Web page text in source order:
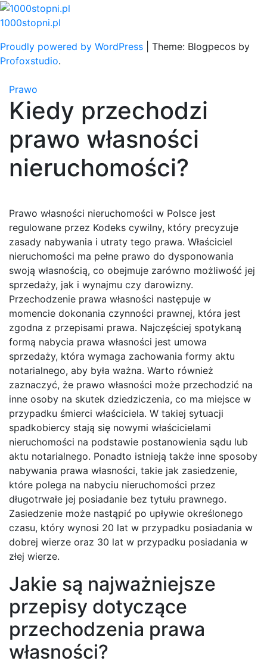
Skip
to
1000stopni.pl
Proudly powered by WordPress
Theme: Blogpecos by
Profoxstudio.
Prawo
Kiedy przechodzi
prawo własności
nieruchomości?
Prawo własności nieruchomości w Polsce jest
regulowane przez Kodeks cywilny, który precyzuje
zasady nabywania i utraty tego prawa. Właściciel
nieruchomości ma pełne prawo do dysponowania
swoją własnością, co obejmuje zarówno możliwość jej
sprzedaży, jak i wynajmu czy darowizny.
Przechodzenie prawa własności następuje w
momencie dokonania czynności prawnej, która jest
zgodna z przepisami prawa. Najczęściej spotykaną
formą nabycia prawa własności jest umowa
sprzedaży, która wymaga zachowania formy aktu
notarialnego, aby była ważna. Warto również
zaznaczyć, że prawo własności może przechodzić na
inne osoby na skutek dziedziczenia, co ma miejsce w
przypadku śmierci właściciela. W takiej sytuacji
spadkobiercy stają się nowymi właścicielami
nieruchomości na podstawie postanowienia sądu lub
aktu notarialnego. Ponadto istnieją także inne sposoby
nabywania prawa własności, takie jak zasiedzenie,
które polega na nabyciu nieruchomości przez
długotrwałe jej posiadanie bez tytułu prawnego.
Zasiedzenie może nastąpić po upływie określonego
czasu, który wynosi 20 lat w przypadku posiadania w
dobrej wierze oraz 30 lat w przypadku posiadania w
złej wierze.
Jakie są najważniejsze
przepisy dotyczące
przechodzenia prawa
własności?